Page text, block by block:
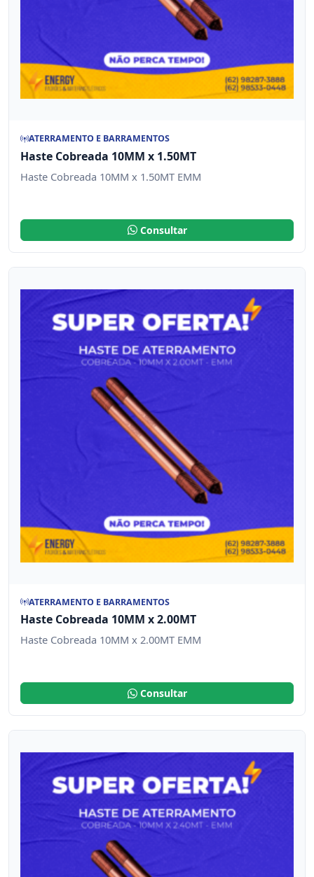
ATERRAMENTO E BARRAMENTOS
Haste Cobreada 10MM x 1.50MT
Haste Cobreada 10MM x 1.50MT EMM
Consultar
ATERRAMENTO E BARRAMENTOS
Haste Cobreada 10MM x 2.00MT
Haste Cobreada 10MM x 2.00MT EMM
Consultar